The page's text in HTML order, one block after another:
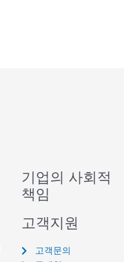
기업의 사회적
책임
고객지원
고객문의